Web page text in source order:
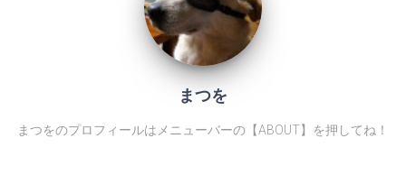
まつを
まつをのプロフィールはメニューバーの【ABOUT】を押してね！